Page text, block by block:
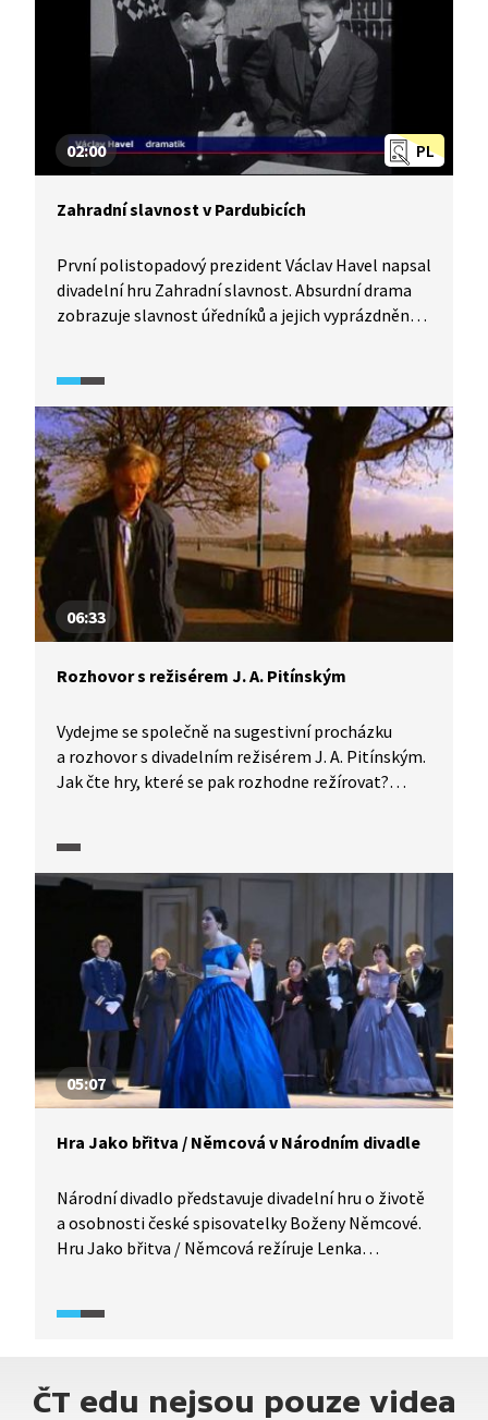
PL
02:00
Zahradní slavnost v Pardubicích
První polistopadový prezident Václav Havel napsal
divadelní hru Zahradní slavnost. Absurdní drama
zobrazuje slavnost úředníků a jejich vyprázdněné
Václava Havla zinscenovalo Východočeské divadlo
v Pardubicích. Podle Břetislava Rychlíka tento text
nestárne. V archivních záběrech uvidíte, jak o hře
přemýšlel sám autor.
06:33
Rozhovor s režisérem J. A. Pitínským
Vydejme se společně na sugestivní procházku
a rozhovor s divadelním režisérem J. A. Pitínským.
Jak čte hry, které se pak rozhodne režírovat?
otázky nalezneme odpovědi ve videu.
05:07
Hra Jako břitva / Němcová v Národním divadle
Národní divadlo představuje divadelní hru o životě
a osobnosti české spisovatelky Boženy Němcové.
Hru Jako břitva / Němcová režíruje Lenka
ČT edu nejsou pouze videa